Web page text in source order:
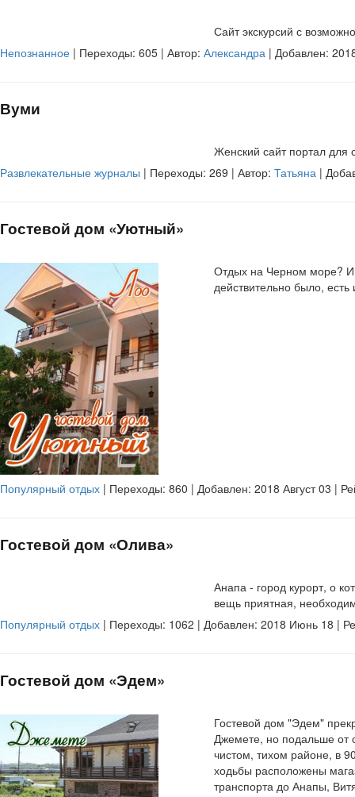
Сайт экскурсий с
Непознанное | Переходы: 605 | Автор: Александра | Добавлен:
Вуми
Женский сайт портал
Развлекательные журналы | Переходы: 269 | Автор: Татьяна |
Гостевой дом «Уютный»
Отдых на Черном море? И
действительно было,
Популярный отдых | Переходы: 860 | Добавлен: 2018 Август 03 |
Гостевой дом «Олива»
Анапа - город курорт, о
вещь приятная,
Популярный отдых | Переходы: 1062 | Добавлен: 2018 Июнь 18 |
Гостевой дом «Эдем»
Гостевой дом "Эдем"
Джемете, но подальше от
чистом, тихом районе, в
ходьбы расположены
транспорта до Анапы,